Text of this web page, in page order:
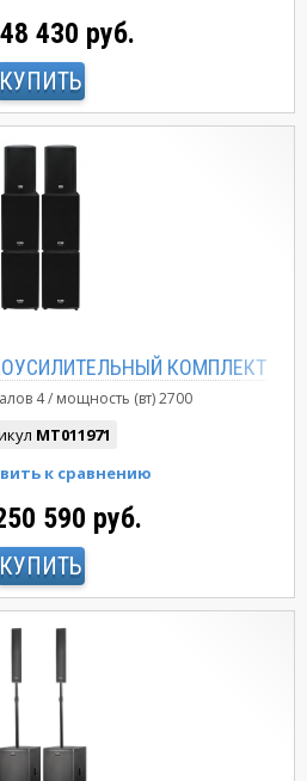
48 430 руб.
КУПИТЬ
КОМПЛЕКТ
4 мощность (вт)2700
MT011971
590 руб.
КУПИТЬ